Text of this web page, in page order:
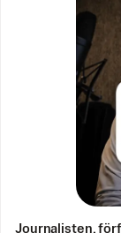
Journalisten,